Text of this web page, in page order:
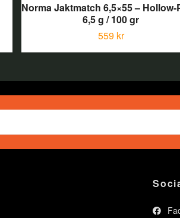
Norma Jaktmatch 6,5×55 –
6,5 g / 100 gr
559 kr